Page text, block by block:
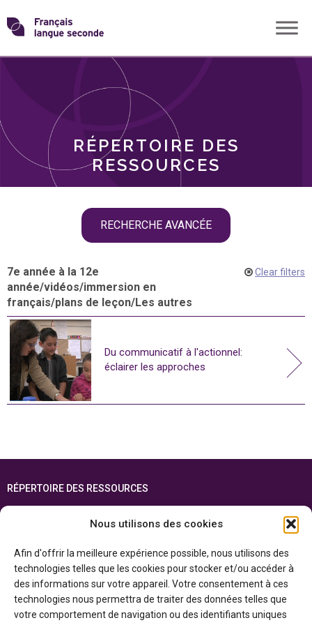
Nous utilisons des cookies
Afin d'offrir la meilleure expérience possible, nous utilisons des
technologies telles que les cookies pour stocker et/ou accéder à
des informations sur votre appareil. Votre consentement à ces
technologies nous permettra de traiter des données telles que
votre comportement de navigation ou des identifiants uniques
Skip
toTransformons
langue
RÉPERTOIRE DES
RESSOURCES
RECHERCHE AVANCÉE
THÈMES
7e année à la 12e
année/vidéos/immersion en
français/plans de leçon/Les autres
Clear filters
Du communicatif à l'actionnel:
éclairer les approches
RÉPERTOIRE DES RESSOURCES
ENGLISH
Cette ressource est réalisée grâce au soutien financier du gouvernement de
l’Ontario et du gouvernement duCanada par l’entremise du ministère du
Patrimoine canadien